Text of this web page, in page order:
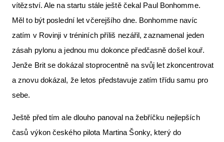
vítězství. Ale na startu stále ještě čekal Paul Bonhomme.
Měl to být poslední let včerejšího dne. Bonhomme navíc
zatím v Rovinji v tréniních příliš nezářil, zaznamenal jeden
zásah pylonu a jednou mu dokonce předčasně došel kouř.
Jenže Brit se dokázal stoprocentně na svůj let zkoncentrovat
a znovu dokázal, že letos představuje zatím třídu samu pro
sebe.
Ještě před tím ale dlouho panoval na žebříčku nejlepších
časů výkon českého pilota Martina Šonky, který do